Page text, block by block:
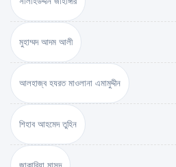
মুহাম্মদ আদম আলী
আলহাজ্ব হযরত মাওলানা এমামুদ্দীন
শিহাব আহমেদ তুহিন